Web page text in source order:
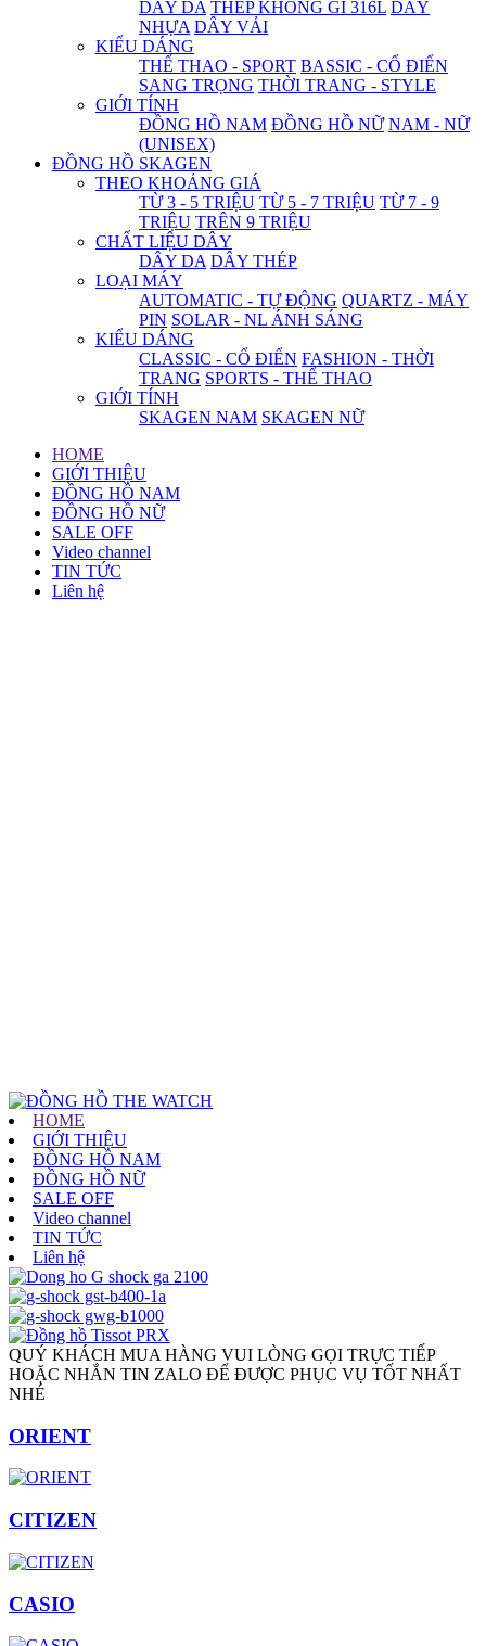
DÂY DA THÉP KHÔNG GỈ 316L DÂY
NHỰA DÂY VẢI
KIỂU DÁNG
THỂ THAO - SPORT BASSIC - CỔ ĐIỂN
SANG TRỌNG THỜI TRANG - STYLE
GIỚI TÍNH
ĐỒNG HỒ NAM ĐỒNG HỒ NỮ NAM - NỮ
(UNISEX)
ĐỒNG HỒ SKAGEN
THEO KHOẢNG GIÁ
TỪ 3 - 5 TRIỆU TỪ 5 - 7 TRIỆU TỪ 7 - 9
TRIỆU TRÊN 9 TRIỆU
CHẤT LIỆU DÂY
DÂY DA DÂY THÉP
LOẠI MÁY
AUTOMATIC - TỰ ĐỘNG QUARTZ - MÁY
PIN SOLAR - NL ÁNH SÁNG
KIỂU DÁNG
CLASSIC - CỔ ĐIỂN FASHION - THỜI
TRANG SPORTS - THỂ THAO
GIỚI TÍNH
SKAGEN NAM SKAGEN NỮ
HOME
GIỚI THIỆU
ĐỒNG HỒ NAM
ĐỒNG HỒ NỮ
SALE OFF
Video channel
TIN TỨC
Liên hệ
HOME
GIỚI THIỆU
ĐỒNG HỒ NAM
ĐỒNG HỒ NỮ
SALE OFF
Video channel
TIN TỨC
Liên hệ
QUÝ KHÁCH MUA HÀNG VUI LÒNG GỌI TRỰC TIẾP
HOẶC NHẮN TIN ZALO ĐỂ ĐƯỢC PHỤC VỤ TỐT NHẤT
NHÉ
ORIENT
CITIZEN
CASIO